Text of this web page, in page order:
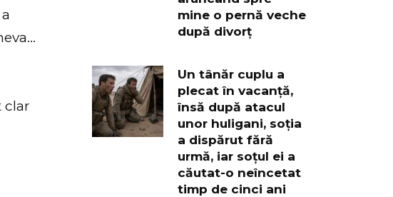
clar
mine o pernă veche
după divorț
Un tânăr cuplu a
plecat în vacanță,
însă după atacul
unor huligani, soția
a dispărut fără
urmă, iar soțul ei a
căutat-o neîncetat
timp de cinci ani